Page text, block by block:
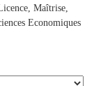
Maîtrise,
Economiques